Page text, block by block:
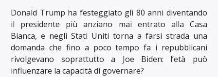
Donald Trump ha festeggiato gli 80 anni diventando
il presidente più anziano mai entrato alla Casa
Bianca, e negli Stati Uniti torna a farsi strada una
domanda che fino a poco tempo fa i repubblicani
rivolgevano soprattutto a Joe Biden: l’età può
influenzare la capacità di governare?